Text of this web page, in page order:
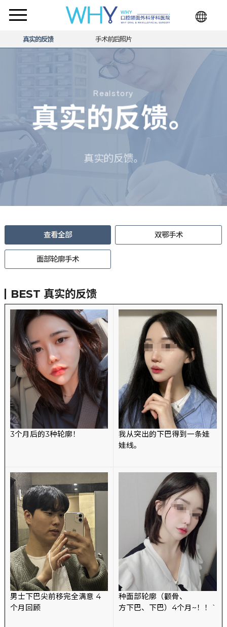
真实的反馈 手术前后照片
Realstory
真实的反馈。
真实的反馈。
查看全部 双鄂手术
面部轮廓手术
BEST 真实的反馈
3个月后的3种轮廓！
我从突出的下巴得到一条娃
娃线。
男士下巴尖前移完全满意 4
个月回顾
种面部轮廓（颧骨、
方下巴、下巴）4个月~！！`